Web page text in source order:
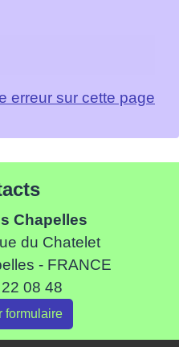
erreur sur cette page
Chapelles
du Chatelet
- FRANCE
08 48
formulaire